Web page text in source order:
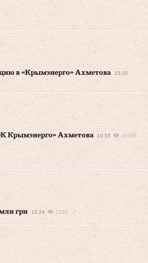
в «Крымэнерго» Ахметова
15:20
Крымэнерго» Ахметова
10:55 20365
грн
18:24 7164